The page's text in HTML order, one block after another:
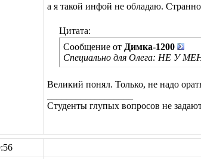
а я такой инфой не обладаю.
Цитата:
Сообщение от Димка-1200
Специально для Олега: НЕ У
Великий понял. Только, не надо
Студенты глупых вопросов не